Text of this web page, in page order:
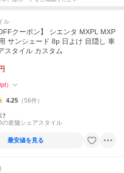
ル
クーポン】 シエンタ MXPL MXP
サンシェード 8p 日よけ 目隠し 車
スタイル カスタム
円
pt）
4.25（56件）
の老舗シェアスタイル
最安値を見る